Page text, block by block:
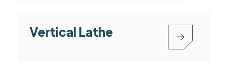
Vertical Lathe